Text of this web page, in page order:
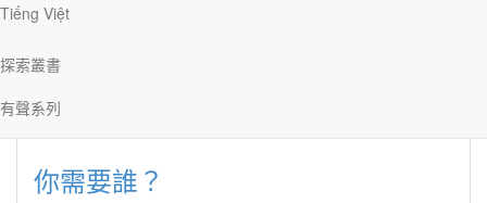
Tiếng Việt
探索叢書
有聲系列
文章 韋陌格
你需要誰？